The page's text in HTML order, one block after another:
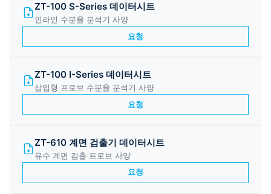
ZT-100 S-Series 데이터시트
인라인 수분율 분석기 사양
요청
ZT-100 I-Series 데이터시트
삽입형 프로브 수분율 분석기 사양
요청
ZT-610 계면 검출기 데이터시트
유수 계면 검출 프로브 사양
요청